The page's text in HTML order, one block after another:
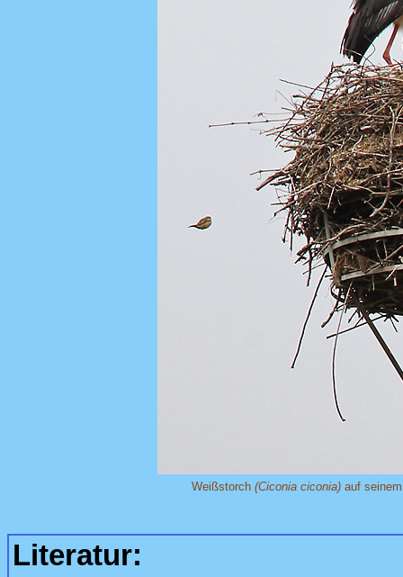
Weißstorch (Ciconia ciconia)auf seinem
Literatur: